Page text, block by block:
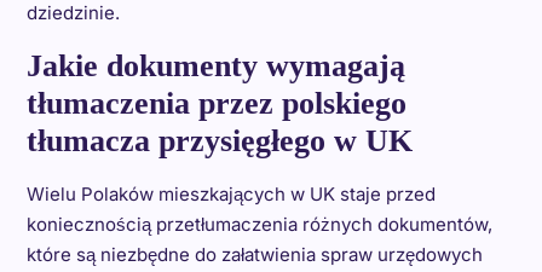
dziedzinie.
Jakie dokumenty wymagają
tłumaczenia przez polskiego
tłumacza przysięgłego w UK
Wielu Polaków mieszkających w UK staje przed
koniecznością przetłumaczenia różnych dokumentów,
które są niezbędne do załatwienia spraw urzędowych